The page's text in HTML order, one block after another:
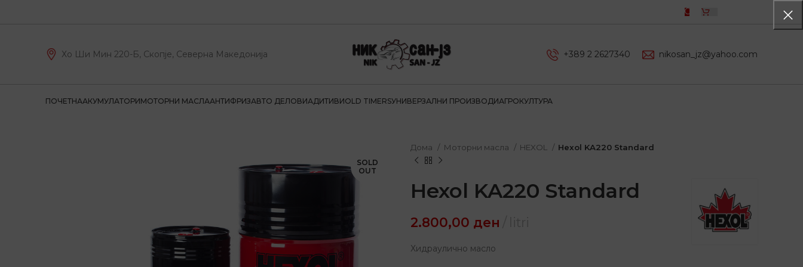
Хо Ши Мин 220-Б, Скопје, Северна Македонија +389 2 2627340 nikosan_jz@yahoo.com
ПОЧЕТНААКУМУЛАТОРИМОТОРНИ МАСЛААНТИФРИЗАВТО ДЕЛОВИАДИТИВИOLD TIMERSУНИВЕРЗАЛНИ ПРОИЗВОДИАГРОКУЛТУРА
SOLD
OUT
Дома Моторни масла HEXOL Hexol KA220 Standard
Hexol KA220 Standard
2.800,00 ден
Хидраулично масло